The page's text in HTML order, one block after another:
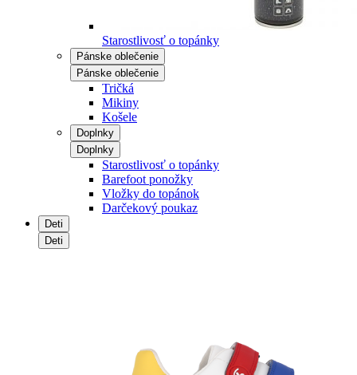
Starostlivosť o topánky
Pánske oblečenie
Pánske oblečenie
Tričká
Mikiny
Košele
Doplnky
Doplnky
Starostlivosť o topánky
Barefoot ponožky
Vložky do topánok
Darčekový poukaz
Deti
Deti